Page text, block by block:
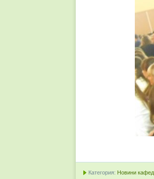
Категория: Новини